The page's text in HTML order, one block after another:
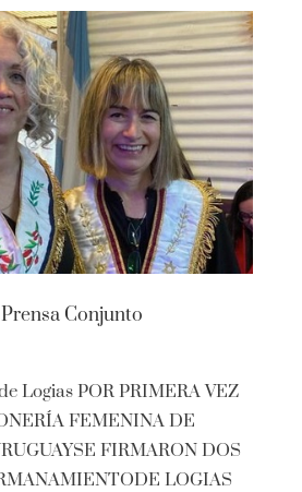
Conjunto
Logias POR PRIMERA VEZ
FEMENINA DE
FIRMARON DOS
LOGIAS